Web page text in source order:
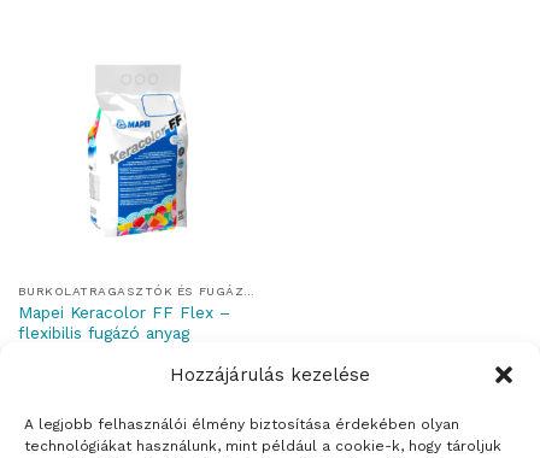
Hozzájárulás kezelése
A legjobb felhasználói élmény biztosítása érdekében olyan
technológiákat használunk, mint például a cookie-k, hogy tároljuk
Mapei Keracolor FF Flex –
flexibilis fugázó anyag